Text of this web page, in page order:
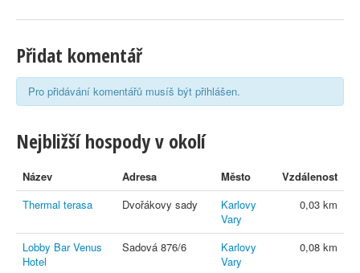
Přidat komentář
Pro přidávání komentářů musíš být přihlášen.
Nejbližší hospody v okolí
Název Adresa Město
Vzdálenost
Thermal terasa
Dvořákovy sady
Karlovy
Vary
0,03 km
Lobby Bar Venus
Hotel
Sadová 876/6
Karlovy
Vary
0,08 km